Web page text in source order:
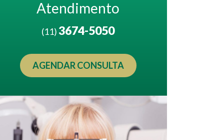
Atendimento
(11)3674-5050
AGENDAR CONSULTA